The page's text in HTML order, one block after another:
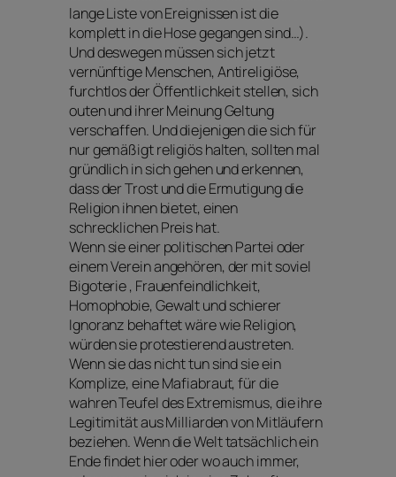
lange Liste von Ereignissen ist die
komplett in die Hose gegangen sind…).
Und deswegen müssen sich jetzt
vernünftige Menschen, Antireligiöse,
furchtlos der Öffentlichkeit stellen, sich
outen und ihrer Meinung Geltung
verschaffen. Und diejenigen die sich für
nur gemäßigt religiös halten, sollten mal
gründlich in sich gehen und erkennen,
dass der Trost und die Ermutigung die
Religion ihnen bietet, einen
schrecklichen Preis hat.
Wenn sie einer politischen Partei oder
einem Verein angehören, der mit soviel
Bigoterie , Frauenfeindlichkeit,
Homophobie, Gewalt und schierer
Ignoranz behaftet wäre wie Religion,
würden sie protestierend austreten.
Wenn sie das nicht tun sind sie ein
Komplize, eine Mafiabraut, für die
wahren Teufel des Extremismus, die ihre
Legitimität aus Milliarden von Mitläufern
beziehen. Wenn die Welt tatsächlich ein
Ende findet hier oder wo auch immer,